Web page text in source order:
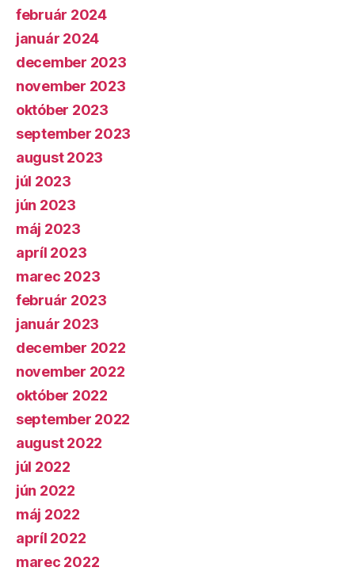
február 2024
január 2024
december 2023
november 2023
október 2023
september 2023
august 2023
júl 2023
jún 2023
máj 2023
apríl 2023
marec 2023
február 2023
január 2023
december 2022
november 2022
október 2022
september 2022
august 2022
júl 2022
jún 2022
máj 2022
apríl 2022
marec 2022